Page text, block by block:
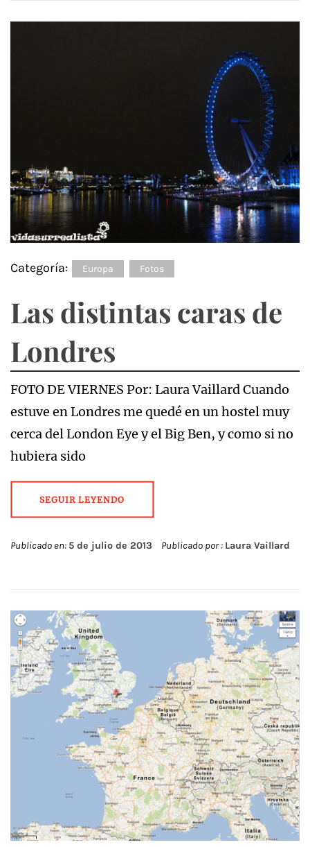
Categoría: Europa Fotos
Las distintas caras de
Londres
FOTO DE VIERNES Por: Laura Vaillard Cuando
estuve en Londres me quedé en un hostel muy
cerca del London Eye y el Big Ben, y como si no
hubiera sido
SEGUIR LEYENDO
Publicado en: 5 de julio de 2013 Publicado por : Laura Vaillard